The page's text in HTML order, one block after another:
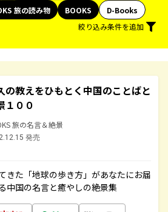
旅の読み物 BOOKS
D-Books
絞り込み条件を追加
の教えをひもとく中国のことばと
１００
旅の名言＆絶景
発売
きた「地球の歩き方」があなたにお届
中国の名言と癒やしの絶景集